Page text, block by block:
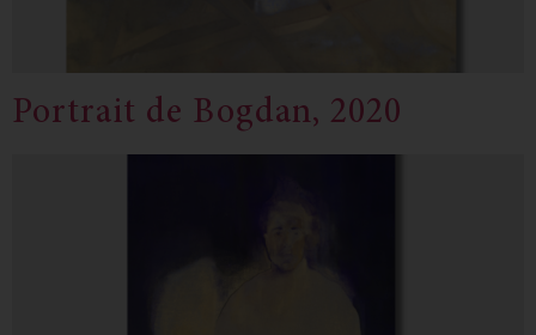
Portrait de Bogdan, 2020